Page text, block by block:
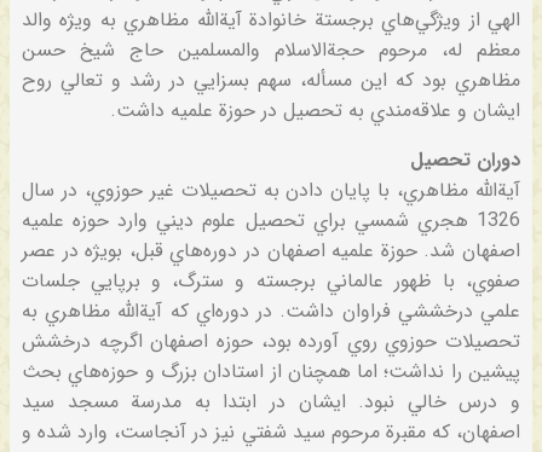
الهي‌ از ويژگي‌هاي‌ برجستة‌ خانوادة‌ آية‌الله‌ مظاهري‌ به‌ ويژه‌ والد
معظم‌ له‌، مرحوم‌ حجة‌الاسلام‌ والمسلمين‌ حاج‌ شيخ‌ حسن‌
مظاهري‌ بود كه‌ اين‌ مسأله‌، سهم‌ بسزايي‌ در رشد و تعالي‌ روح‌
ايشان‌ و علاقه‌مندي‌ به‌ تحصيل‌ در حوزة‌ علميه‌ داشت‌.
دوران‌ تحصيل‌
آية‌الله‌ مظاهري‌، با پايان‌ دادن‌ به‌ تحصيلات‌ غير حوزوي‌، در سال‌
1326 هجري‌ شمسي‌ براي‌ تحصيل‌ علوم‌ ديني‌ وارد حوزه‌ علميه‌
اصفهان‌ شد. حوزة‌ علميه‌ اصفهان‌ در دوره‌هاي‌ قبل‌، بويژه‌ در عصر
صفوي‌، با ظهور عالماني‌ برجسته‌ و سترگ‌، و برپايي‌ جلسات‌
علمي‌ درخششي‌ فراوان‌ داشت‌. در دوره‌اي‌ كه‌ آية‌الله‌ مظاهري‌ به‌
تحصيلات‌ حوزوي‌ روي‌ آورده‌ بود، حوزه‌ اصفهان‌ اگرچه‌ درخشش‌
پيشين‌ را نداشت‌؛ اما همچنان‌ از استادان‌ بزرگ‌ و حوزه‌هاي‌ بحث‌
و درس‌ خالي‌ نبود. ايشان‌ در ابتدا به‌ مدرسة‌ مسجد سيد
اصفهان‌، كه‌ مقبرة‌ مرحوم‌ سيد شفتي‌ نيز در آنجاست‌، وارد شده‌ و